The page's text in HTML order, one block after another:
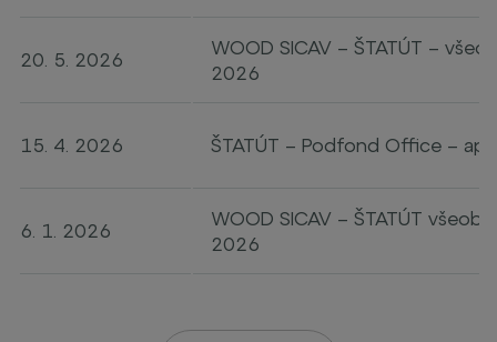
20. 5. 2026
WOOD SICAV – ŠTATÚT –
2026
15. 4. 2026 ŠTATÚT – Podfond Office –
6. 1. 2026
WOOD SICAV – ŠTATÚT
2026